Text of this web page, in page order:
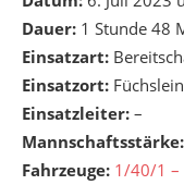
Dauer: 1 Stunde 48
Einsatzart:
Einsatzort:
Einsatzleiter: –
Mannschaftsstärke:
Fahrzeuge: 1/40/1 –